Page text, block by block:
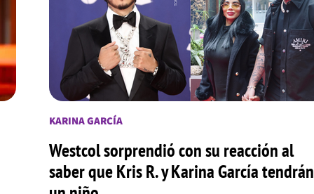
KARINA GARCÍA
Westcol sorprendió con su reacción al
saber que Kris R. y Karina García tendrán